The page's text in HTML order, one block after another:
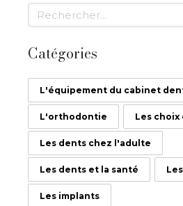
Rechercher
Catégories
L'équipement du cabinet
L'orthodontie Les
Les dents chez l'adulte
Les dents et la santé
Les implants